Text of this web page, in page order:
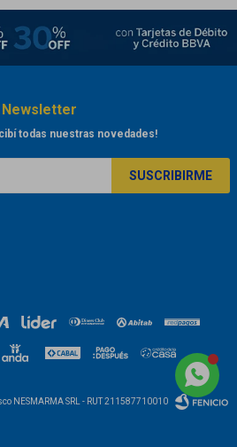
Newsletter
todas nuestras novedades!
SUSCRIBIRME
NESMARMA SRL - RUT 211587710010